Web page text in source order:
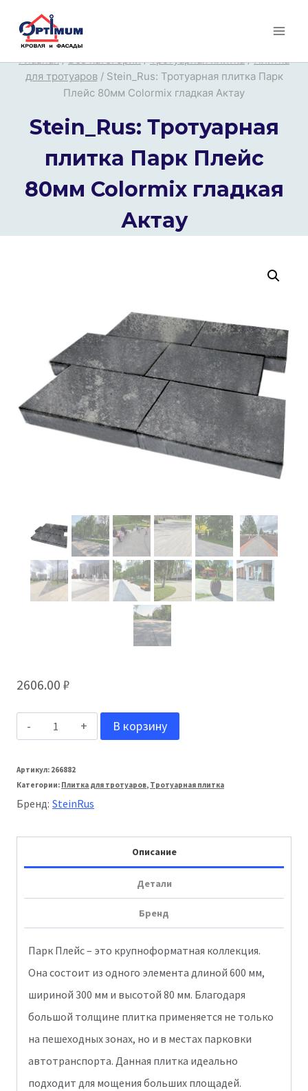
Перейти
Главная / Все категории / Тротуарная плитка / Плитка
для тротуаров / Stein_Rus: Тротуарная плитка Парк
Плейс 80мм Colormix гладкая Актау
Stein_Rus: Тротуарная
плитка Парк Плейс
80мм Colormix гладкая
Актау
2606.00 ₽
Количество
Stein_Rus:
Тротуарная
плитка
Парк
Colormix
Актау
В корзину
Артикул: 266882
Категории: Плитка для тротуаров, Тротуарная плитка
Бренд: SteinRus
Описание
Детали
Бренд
Парк Плейс – это крупноформатная коллекция.
Она состоит из одного элемента длиной 600 мм,
шириной 300 мм и высотой 80 мм. Благодаря
большой толщине плитка применяется не только
на пешеходных зонах, но и в местах парковки
автотранспорта. Данная плитка идеально
подходит для мощения больших площадей.